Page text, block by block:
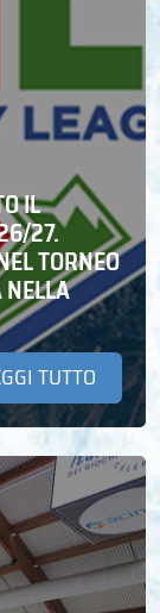
IL
27.
TORNEO
TUTTO